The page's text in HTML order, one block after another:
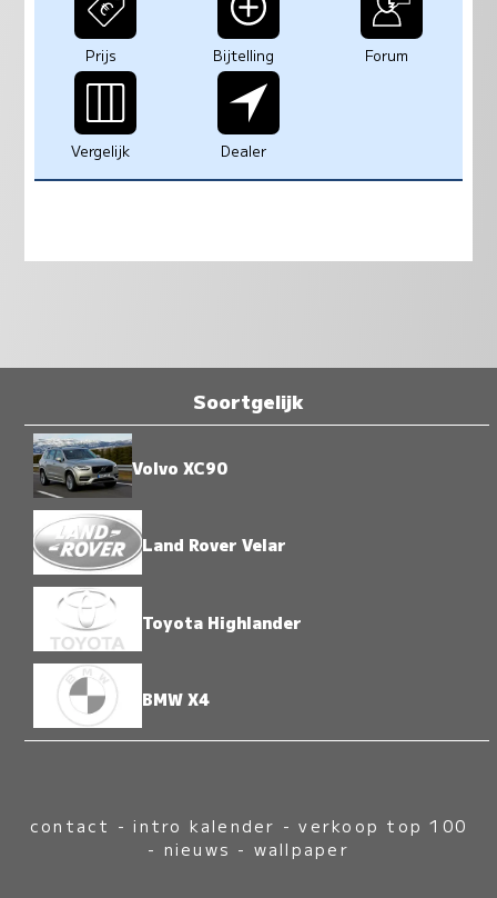
Prijs Bijtelling Forum
Vergelijk Dealer
Soortgelijk
Volvo XC90
Land Rover Velar
Toyota Highlander
BMW X4
contact -intro kalender -verkoop top 100
- nieuws - wallpaper